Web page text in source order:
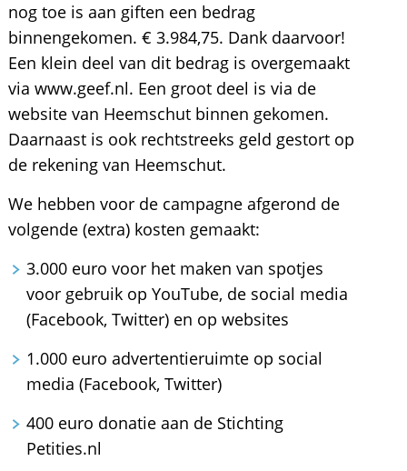
nog toe is aan giften een bedrag
binnengekomen. € 3.984,75. Dank daarvoor!
Een klein deel van dit bedrag is overgemaakt
via www.geef.nl. Een groot deel is via de
website van Heemschut binnen gekomen.
Daarnaast is ook rechtstreeks geld gestort op
de rekening van Heemschut.
We hebben voor de campagne afgerond de
volgende (extra) kosten gemaakt:
3.000 euro voor het maken van spotjes
voor gebruik op YouTube, de social media
(Facebook, Twitter) en op websites
1.000 euro advertentieruimte op social
media (Facebook, Twitter)
400 euro donatie aan de Stichting
Petities.nl